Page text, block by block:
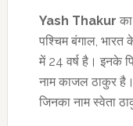
Yash Thakur
पश्चिम बंगाल,
में 24 वर्ष है। इनके
नाम काजल ठाकुर
जिनका नाम स्वेता